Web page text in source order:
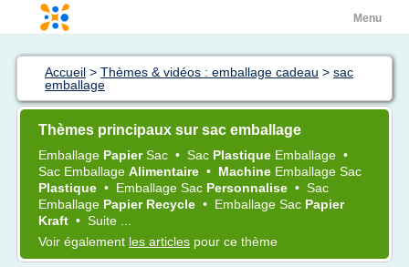
Menu
Accueil > Thèmes & vidéos : emballage cadeau > sac
emballage
Thèmes principaux sur sac emballage
Emballage PapierSac • Sac Plastique Emballage •
Sac Emballage Alimentaire • Machine Emballage Sac
Plastique • Emballage Sac Personnalise • Sac
Emballage Papier Recycle • Emballage Sac Papier
Kraft • Suite ...
Voir également les articles pour ce thème